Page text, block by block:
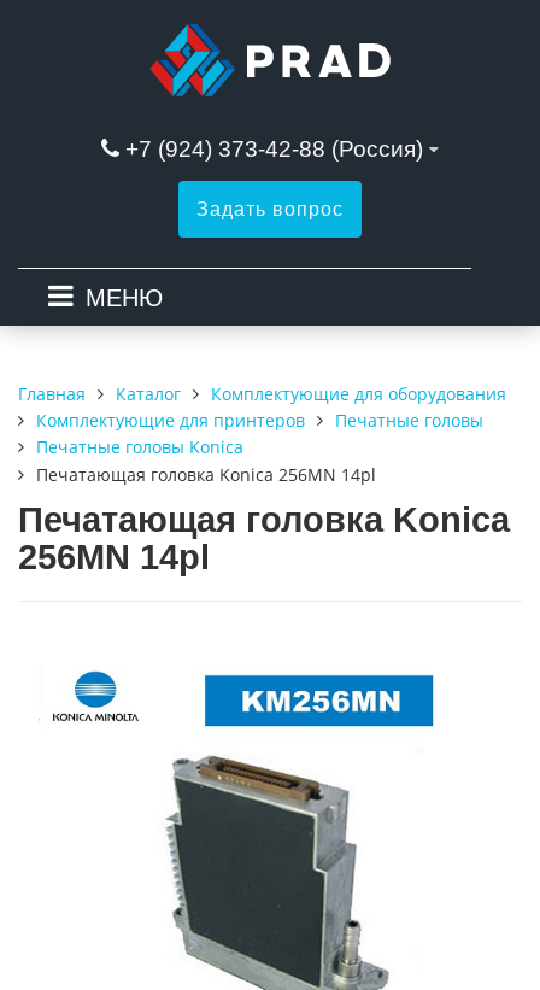
+7 (924) 373-42-88 (Россия)
Задать вопрос
МЕНЮ
Главная Каталог
Комплектующие для оборудования
Комплектующие для принтеров
Печатные головы
Печатные головы Konica
Печатающая головка Konica 256MN 14pl
Печатающая головка Konica
256MN 14pl